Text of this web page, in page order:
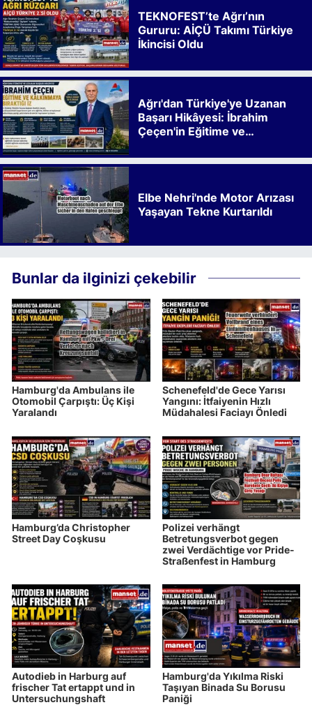
TEKNOFEST’te Ağrı’nın
Gururu: AİÇÜ Takımı Türkiye
İkincisi Oldu
Ağrı'dan Türkiye'ye Uzanan
Başarı Hikâyesi: İbrahim
Çeçen'in Eğitime ve
Elbe Nehri'nde Motor Arızası
Yaşayan Tekne Kurtarıldı
Bunlar da ilginizi çekebilir
Hamburg'da Ambulans ile
Otomobil Çarpıştı: Üç Kişi
Yaralandı
Schenefeld'de Gece Yarısı
Yangını: İtfaiyenin Hızlı
Müdahalesi Faciayı Önledi
Hamburg’da Christopher
Street Day Coşkusu
Polizei verhängt
Betretungsverbot gegen
zwei Verdächtige vor Pride-
Straßenfest in Hamburg
Autodieb in Harburg auf
frischer Tat ertappt und in
Untersuchungshaft
Hamburg'da Yıkılma Riski
Taşıyan Binada Su Borusu
Paniği